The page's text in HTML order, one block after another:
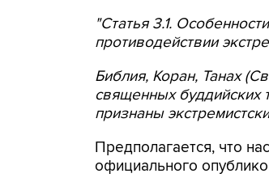
"Статья 3.1.
противодействии
Библия, Коран, Танах
священных буддийских
признаны
Предполагается, что
официального